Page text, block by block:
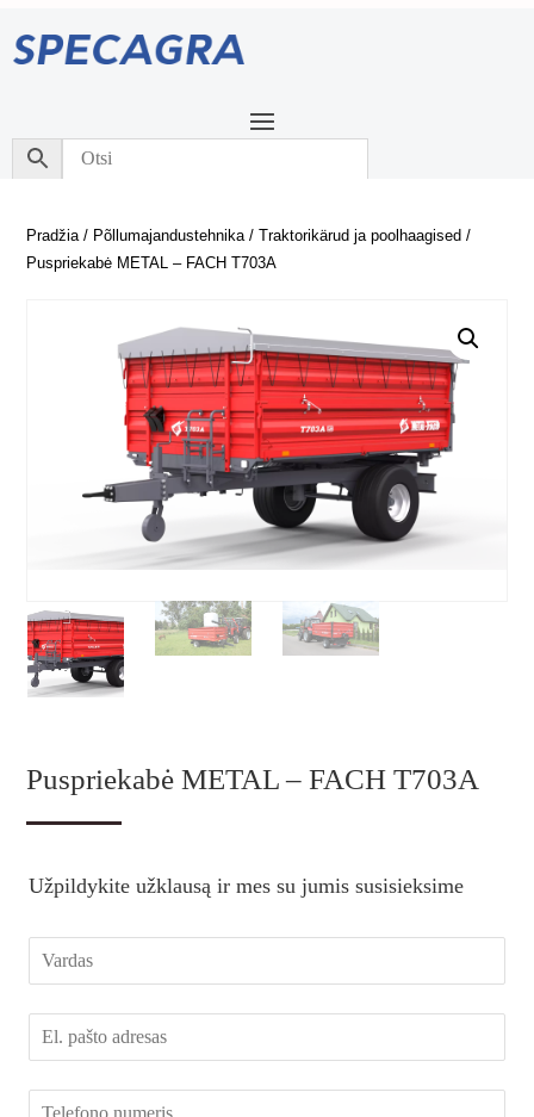
Pradžia/ Põllumajandustehnika/Traktorikärud ja poolhaagised /
Puspriekabė METAL – FACH T703A
Puspriekabė METAL – FACH T703A
Užpildykite užklausą ir mes su jumis susisieksime